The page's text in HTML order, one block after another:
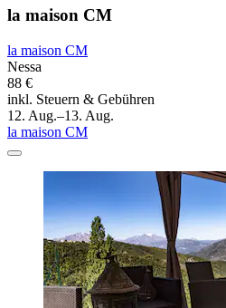
la maison CM
la maison CM
Nessa
88 €
inkl. Steuern & Gebühren
12. Aug.–13. Aug.
la maison CM